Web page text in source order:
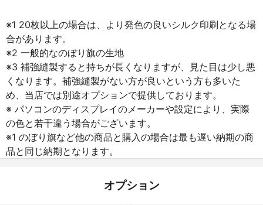
※1 20枚以上の場合は、より発色の良いシルク印刷となる場
合があります。
※2 一般的なのぼり旗の生地
※3 補強縫製すると持ちが長くなりますが、見た目は少し悪
くなります。補強縫製がない方が良いという方も多いた
め、当店では別途オプションで提供しております。
※ パソコンのディスプレイのメーカーや設定により、実際
の色と若干違う場合がございます。
※1 のぼり旗など他の商品と購入の場合は最も遅い納期の商
品と同じ納期となります。
オプション